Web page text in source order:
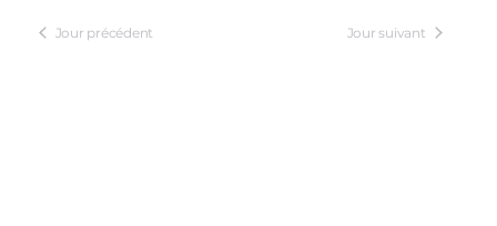
Jour précédent Jour suivant